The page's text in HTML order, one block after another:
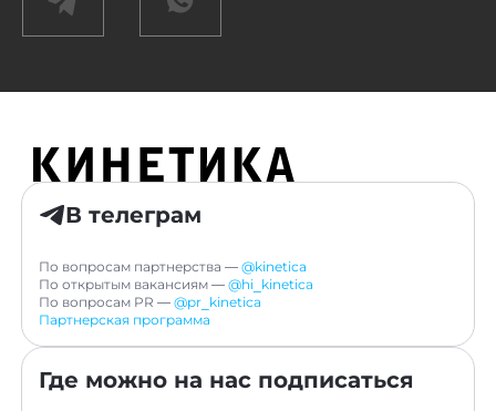
В телеграм
По вопросам партнерства — @kinetica
По открытым вакансиям — @hi_kinetica
По вопросам PR — @pr_kinetica
Партнерская программа
Где можно на нас подписаться